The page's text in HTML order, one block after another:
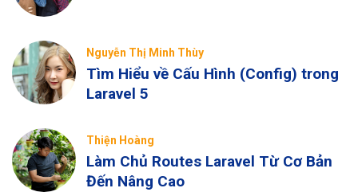
Nguyễn Thị Minh Thùy
Tìm Hiểu về Cấu Hình (Config) trong
Laravel 5
Thiện Hoàng
Làm Chủ Routes Laravel Từ Cơ Bản
Đến Nâng Cao